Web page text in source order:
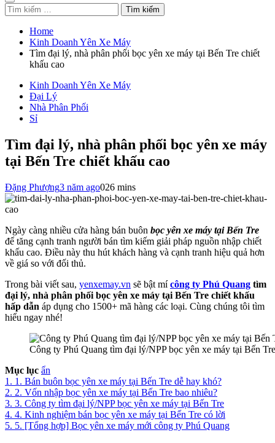
Tìm
kiếm
cho:
Home
Kinh Doanh Yên Xe Máy
Tìm đại lý, nhà phân phối bọc yên xe máy tại Bến Tre chiết
khấu cao
Kinh Doanh Yên Xe Máy
Đại Lý
Nhà Phân Phối
Sỉ
Tìm đại lý, nhà phân phối bọc yên xe máy
tại Bến Tre chiết khấu cao
Đặng Phượng3 năm ago026 mins
Ngày càng nhiều cửa hàng bán buôn bọc yên xe máy tại Bến Tre
để tăng cạnh tranh người bán tìm kiếm giải pháp nguồn nhập chiết
khấu cao. Điều này thu hút khách hàng và cạnh tranh hiệu quả hơn
về giá so với đối thủ.
Trong bài viết sau, yenxemay.vn sẽ bật mícông ty Phú Quang tìm
đại lý, nhà phân phối bọc yên xe máy tại Bến Tre chiết khấu
hấp dẫn áp dụng cho 1500+ mã hàng các loại. Cùng chúng tôi tìm
hiểu ngay nhé!
Công ty Phú Quang tìm đại lý/NPP bọc yên xe máy tại Bến
Mục lục ẩn
1. 1. Bán buôn bọc yên xe máy tại Bến Tre dễ hay khó?
2. 2. Vốn nhập bọc yên xe máy tại Bến Tre bao nhiêu?
3. 3. Công ty tìm đại lý/NPP bọc yên xe máy tại Bến Tre
4. 4. Kinh nghiệm bán bọc yên xe máy tại Bến Tre có lời
5. 5. [Tổng hợp] Bọc yên xe máy mới công ty Phú Quang